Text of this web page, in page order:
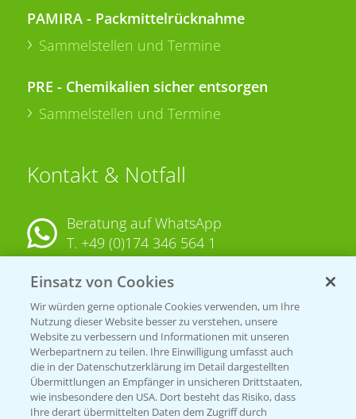
PAMIRA - Packmittelrücknahme
Sammelstellen und Termine
PRE - Chemikalien sicher entsorgen
Sammelstellen und Termine
Kontakt & Notfall
Beratung auf WhatsApp
T. +49 (0)174 346 564 1
KONTAKT
Hilfe in Notfällen
T.+49 (0)214/30-20220
Einsatz von Cookies
Wir würden gerne optionale Cookies verwenden, um Ihre
Nutzung dieser Website besser zu verstehen, unsere
Website zu verbessern und Informationen mit unseren
Werbepartnern zu teilen. Ihre Einwilligung umfasst auch
die in der Datenschutzerklärung im Detail dargestellten
Übermittlungen an Empfänger in unsicheren Drittstaaten,
wie insbesondere den USA. Dort besteht das Risiko, dass
Ihre derart übermittelten Daten dem Zugriff durch